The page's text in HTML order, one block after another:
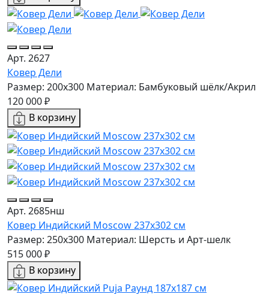
Арт. 2627
Ковер Дели
Размер: 200x300 Материал: Бамбуковый шёлк/Акрил
120 000 ₽
В корзину
Арт. 2685нш
Ковер Индийский Moscow 237x302 см
Размер: 250x300 Материал: Шерсть и Арт-шелк
515 000 ₽
В корзину